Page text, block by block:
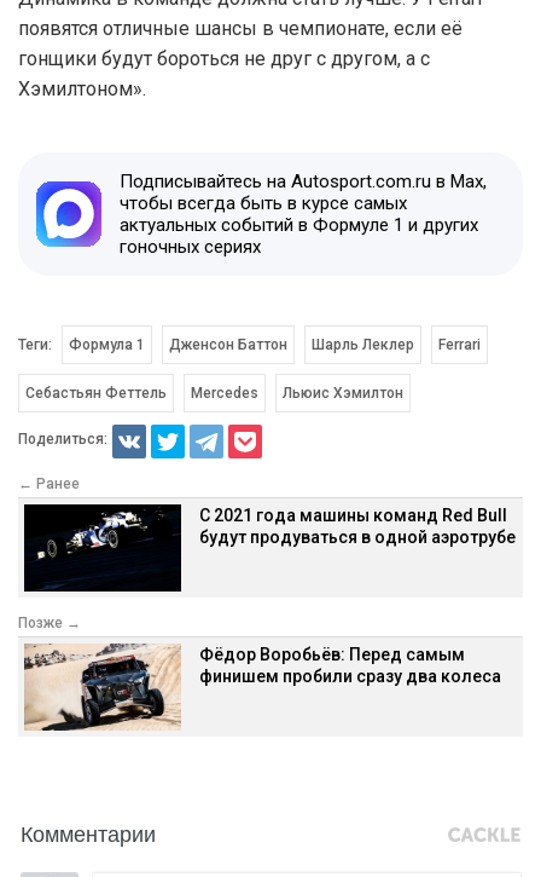
появятся отличные шансы в чемпионате, если её
гонщики будут бороться не друг с другом, а с
Хэмилтоном».
Подписывайтесь на Autosport.com.ru в Max,
чтобы всегда быть в курсе самых
актуальных событий в Формуле 1 и других
гоночных сериях
Теги: Формула 1 Дженсон Баттон Шарль Леклер Ferrari
Себастьян Феттель Mercedes Льюис Хэмилтон
Поделиться:
← Ранее
С 2021 года машины команд Red Bull
будут продуваться в одной аэротрубе
Позже →
Фёдор Воробьёв: Перед самым
финишем пробили сразу два колеса
Комментарии